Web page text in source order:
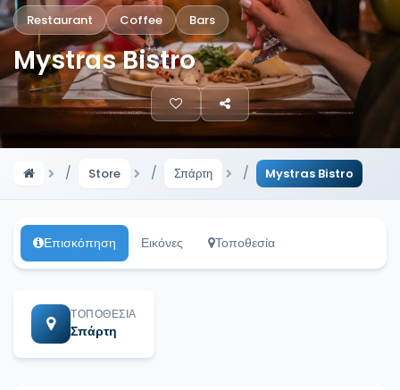
Restaurant Coffee Bars
Mystras Bistro
Store Σπάρτη Mystras Bistro
Επισκόπηση Εικόνες Τοποθεσία
ΤΟΠΟΘΕΣΊΑ
Σπάρτη